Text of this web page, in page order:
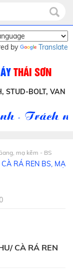
by Translate
THÁI SƠN
STUD-BOLT, VAN
- Trách
mạ kẽm - BS
RÁ REN BS, MẠ
CÀ RÁ REN